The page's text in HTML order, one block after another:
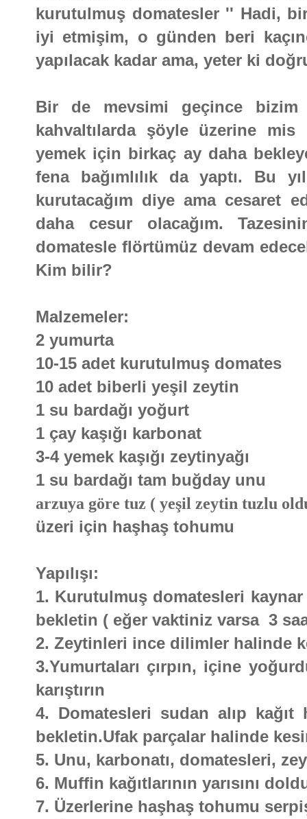
kurutulmuş domatesler '' Hadi,
iyi etmişim, o günden beri
yapılacak kadar ama, yeter ki
Bir de mevsimi geçince bizim
kahvaltılarda şöyle üzerine
yemek için birkaç ay daha
fena bağımlılık da yaptı. Bu
kurutacağım diye ama cesaret
daha cesur olacağım.
domatesle flörtümüz devam
Kim bilir?
Malzemeler:
2 yumurta
10-15 adet kurutulmuş domates
10 adet biberli yeşil zeytin
1 su bardağı yoğurt
1 çay kaşığı karbonat
3-4 yemek kaşığı zeytinyağı
1 su bardağı tam buğday unu
arzuya göre tuz ( yeşil zeytin tuzlu
üzeri için haşhaş tohumu
Yapılışı:
1. Kurutulmuş domatesleri
bekletin ( eğer vaktiniz varsa 3
2. Zeytinleri ince dilimler halinde
3.Yumurtaları çırpın, içine
karıştırın
4. Domatesleri sudan alıp
bekletin.Ufak parçalar halinde
5. Unu, karbonatı, domatesleri,
6. Muffin kağıtlarının yarısını
7. Üzerlerine haşhaş tohumu